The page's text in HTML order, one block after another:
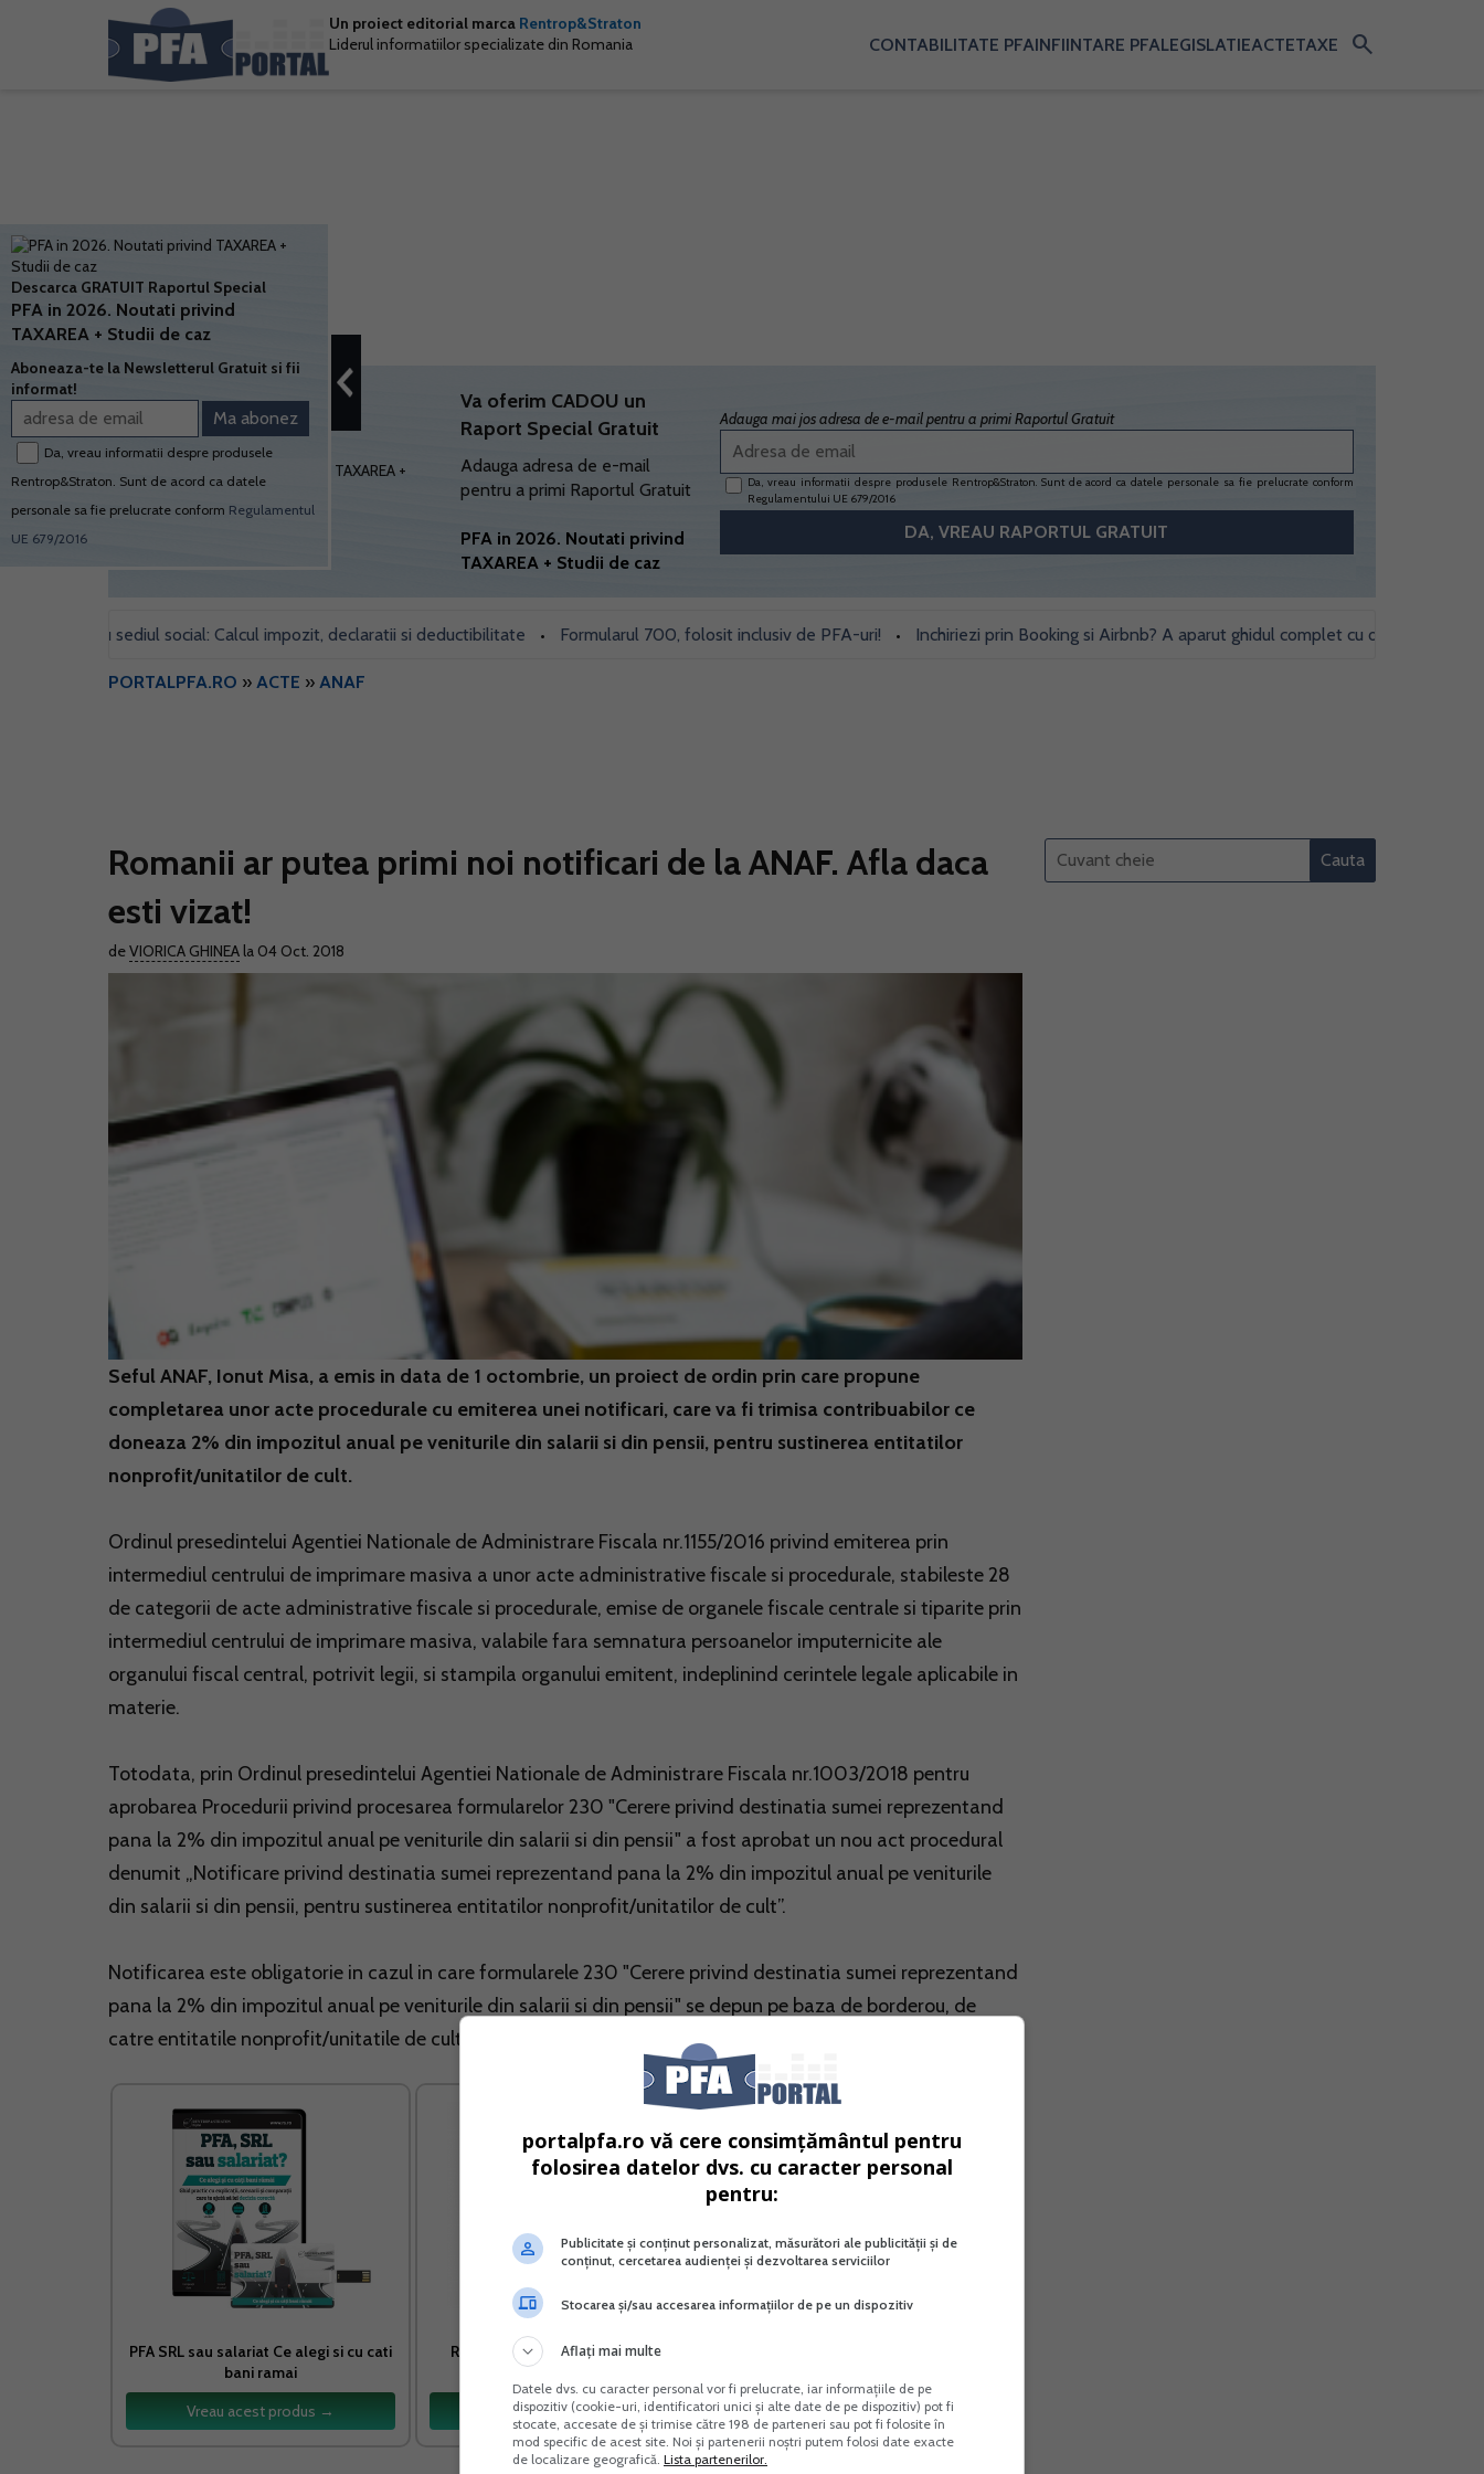
Un proiect editorial marca Rentrop&Straton
Liderul informatiilor specializate din Romania
CONTABILITATE PFAINFIINTARE PFALEGISLATIEACTETAXE search
Va oferim CADOU un
Raport Special Gratuit
Adauga adresa de e-mail
pentru a primi Raportul Gratuit
PFA in 2026. Noutati privind
TAXAREA + Studii de caz
Adauga mai jos adresa de e-mail pentru a primi Raportul Gratuit
Da, vreau informatii despre produsele Rentrop&Straton. Sunt de acord ca datele personale sa fie prelucrate conform
Regulamentului UE 679/2016
sediul social: Calcul impozit, declaratii si deductibilitate • Formularul 700, folosit inclusiv de PFA-uri! • Inchiriezi prin Booking si Airbnb? A aparut ghidul complet cu obligatii fiscale si
PORTALPFA.RO » ACTE » ANAF
Romanii ar putea primi noi notificari de la ANAF. Afla daca
esti vizat!
deVIORICA GHINEA la 04 Oct. 2018
Seful ANAF, Ionut Misa, a emis in data de 1 octombrie, un proiect de ordin prin care propune
completarea unor acte procedurale cu emiterea unei notificari, care va fi trimisa contribuabilor ce
doneaza 2% din impozitul anual pe veniturile din salarii si din pensii, pentru sustinerea entitatilor
nonprofit/unitatilor de cult.
Ordinul presedintelui Agentiei Nationale de Administrare Fiscala nr.1155/2016 privind emiterea prin
intermediul centrului de imprimare masiva a unor acte administrative fiscale si procedurale, stabileste 28
de categorii de acte administrative fiscale si procedurale, emise de organele fiscale centrale si tiparite prin
intermediul centrului de imprimare masiva, valabile fara semnatura persoanelor imputernicite ale
organului fiscal central, potrivit legii, si stampila organului emitent, indeplinind cerintele legale aplicabile in
materie.
Totodata, prin Ordinul presedintelui Agentiei Nationale de Administrare Fiscala nr.1003/2018 pentru
aprobarea Procedurii privind procesarea formularelor 230 "Cerere privind destinatia sumei reprezentand
pana la 2% din impozitul anual pe veniturile din salarii si din pensii" a fost aprobat un nou act procedural
denumit „Notificare privind destinatia sumei reprezentand pana la 2% din impozitul anual pe veniturile
din salarii si din pensii, pentru sustinerea entitatilor nonprofit/unitatilor de cult”.
Notificarea este obligatorie in cazul in care formularele 230 "Cerere privind destinatia sumei reprezentand
pana la 2% din impozitul anual pe veniturile din salarii si din pensii" se depun pe baza de borderou, de
catre entitatile nonprofit/unitatile de cult beneficiare.
PFA SRL sau salariat Ce alegi si cu cati
bani ramai
Vreau acest produs →
Registrul de Evidenta Fiscala PFA
Vreau acest produs → Vreau acest produs →
Descarca GRATUIT Raportul Special
PFA in 2026. Noutati privind
TAXAREA + Studii de caz
Aboneaza-te la Newsletterul Gratuit si fii
informat!
Da, vreau informatii despre produsele
Rentrop&Straton. Sunt de acord ca datele
personale sa fie prelucrate conform Regulamentul
UE 679/2016
portalpfa.ro vă cere consimțământul pentru
folosirea datelor dvs. cu caracter personal
pentru:
Publicitate și conținut personalizat, măsurători ale publicității și de
conținut, cercetarea audienței și dezvoltarea serviciilor
Stocarea și/sau accesarea informațiilor de pe un dispozitiv
Aflați mai multe
Datele dvs. cu caracter personal vor fi prelucrate, iar informațiile de pe
dispozitiv (cookie-uri, identificatori unici și alte date de pe dispozitiv) pot fi
stocate, accesate de și trimise către 198 de parteneri sau pot fi folosite în
mod specific de acest site. Noi și partenerii noștri putem folosi date exacte
de localizare geografică. Lista partenerilor.